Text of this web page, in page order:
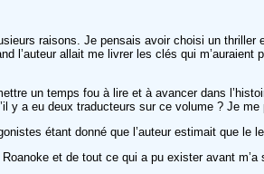
raisons. Je pensais avoir choisi un
l’auteur allait me livrer les clés qui
un temps fou à lire et à avancer dans
y a eu deux traducteurs sur ce volume ? Je me
étant donné que l’auteur estimait que le
et de tout ce qui a pu exister avant